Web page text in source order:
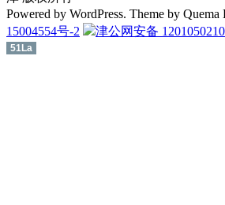
Powered by WordPress. Theme by Quema
15004554号-2
津公网安备
51La